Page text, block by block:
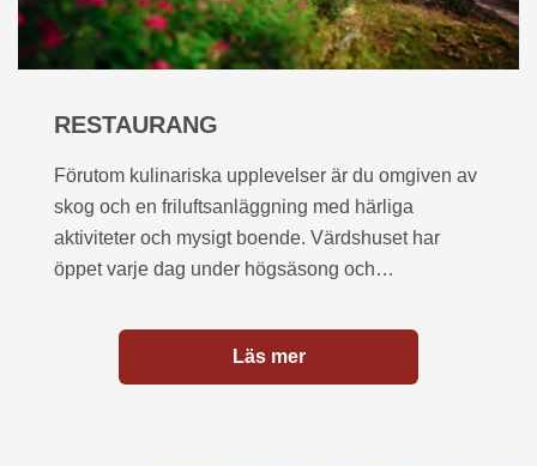
RESTAURANG
Förutom kulinariska upplevelser är du omgiven av
skog och en friluftsanläggning med härliga
aktiviteter och mysigt boende. Värdshuset har
öppet varje dag under högsäsong och…
Läs mer